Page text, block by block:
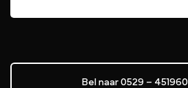
Bel naar 0529 – 451960